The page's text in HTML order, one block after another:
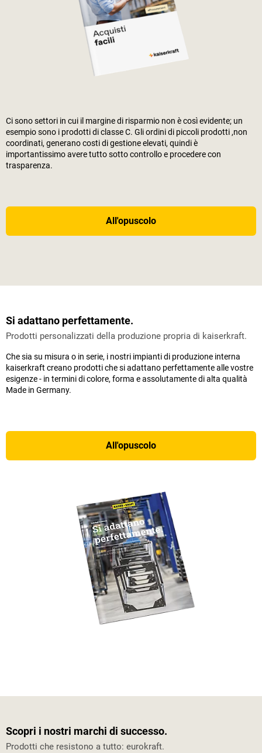
Ci sono settori in cui il margine di risparmio non è così evidente; un
esempio sono i prodotti di classe C. Gli ordini di piccoli prodotti ,non
coordinati, generano costi di gestione elevati, quindi è
importantissimo avere tutto sotto controllo e procedere con
trasparenza.
All'opuscolo
Si adattano perfettamente.
Prodotti personalizzati della produzione propria di kaiserkraft.
Che sia su misura o in serie, i nostri impianti di produzione interna
kaiserkraft creano prodotti che si adattano perfettamente alle vostre
esigenze - in termini di colore, forma e assolutamente di alta qualità
Made in Germany.
All'opuscolo
Scopri i nostri marchi di successo.
Prodotti che resistono a tutto: eurokraft.